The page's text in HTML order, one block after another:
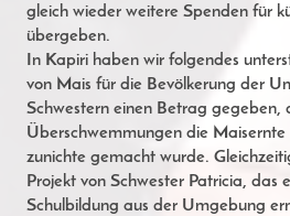
gleich wieder weitere Spenden für
übergeben.
In Kapiri haben wir folgendes
von Mais für die Bevölkerung der
Schwestern einen Betrag gegeben,
Überschwemmungen die
zunichte gemacht wurde.
Projekt von Schwester Patricia, das
Schulbildung aus der Umgebung